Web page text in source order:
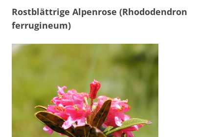
Rostblättrige Alpenrose (Rhododendron
ferrugineum)